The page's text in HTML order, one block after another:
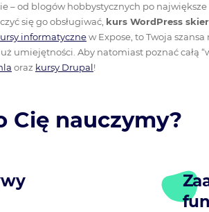
– od blogów hobbystycznych po
się go obsługiwać, kurs WordPress
informatycznew Expose, to Twoja
umiejętności. Aby natomiast poznać całą
oraz kursy Drupal!
Cię nauczymy?